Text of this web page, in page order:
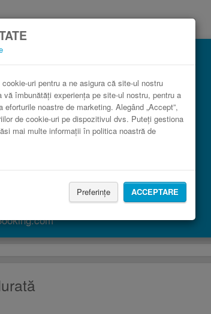
uri pentru a ne asigura că site-ul nostru
îmbunătăți experiența pe site-ul nostru, pentru a
noastre de marketing. Alegând „Accept”,
de cookie-uri pe dispozitivul dvs. Puteți gestiona
mai multe informații în politica noastră de
Preferințe ACCEPTARE
în comparaţie cu trenul.